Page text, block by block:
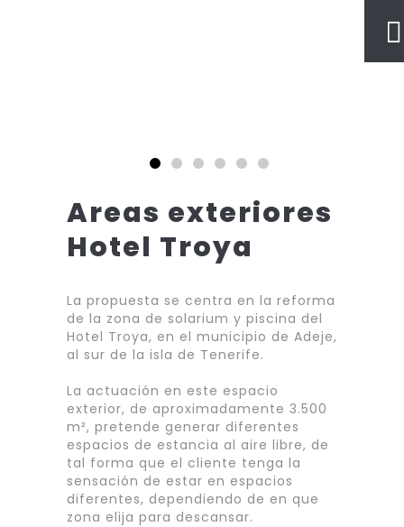
Areas exteriores
Hotel Troya
La propuesta se centra en la reforma
de la zona de solarium y piscina del
Hotel Troya, en el municipio de Adeje,
al sur de la isla de Tenerife.
La actuación en este espacio
exterior, de aproximadamente 3.500
m², pretende generar diferentes
espacios de estancia al aire libre, de
tal forma que el cliente tenga la
sensación de estar en espacios
diferentes, dependiendo de en que
zona elija para descansar.